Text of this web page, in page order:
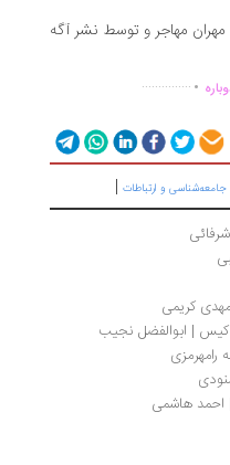
و توسط نشر آگه
و ارتباطات |
نجیب